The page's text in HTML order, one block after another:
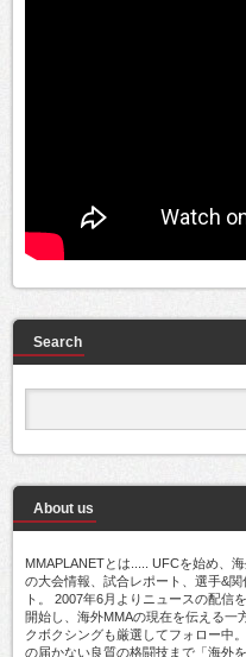
Search
About us
MMAPLANETとは..... UFCを始め、
の大会情報、試合レポート、選手&
ト。 2007年6月よりニュースの配信
開始し、海外MMAの現在を伝える一
クボクシングも厳選してフォロー中
の届かない良質の格闘技まで「海外